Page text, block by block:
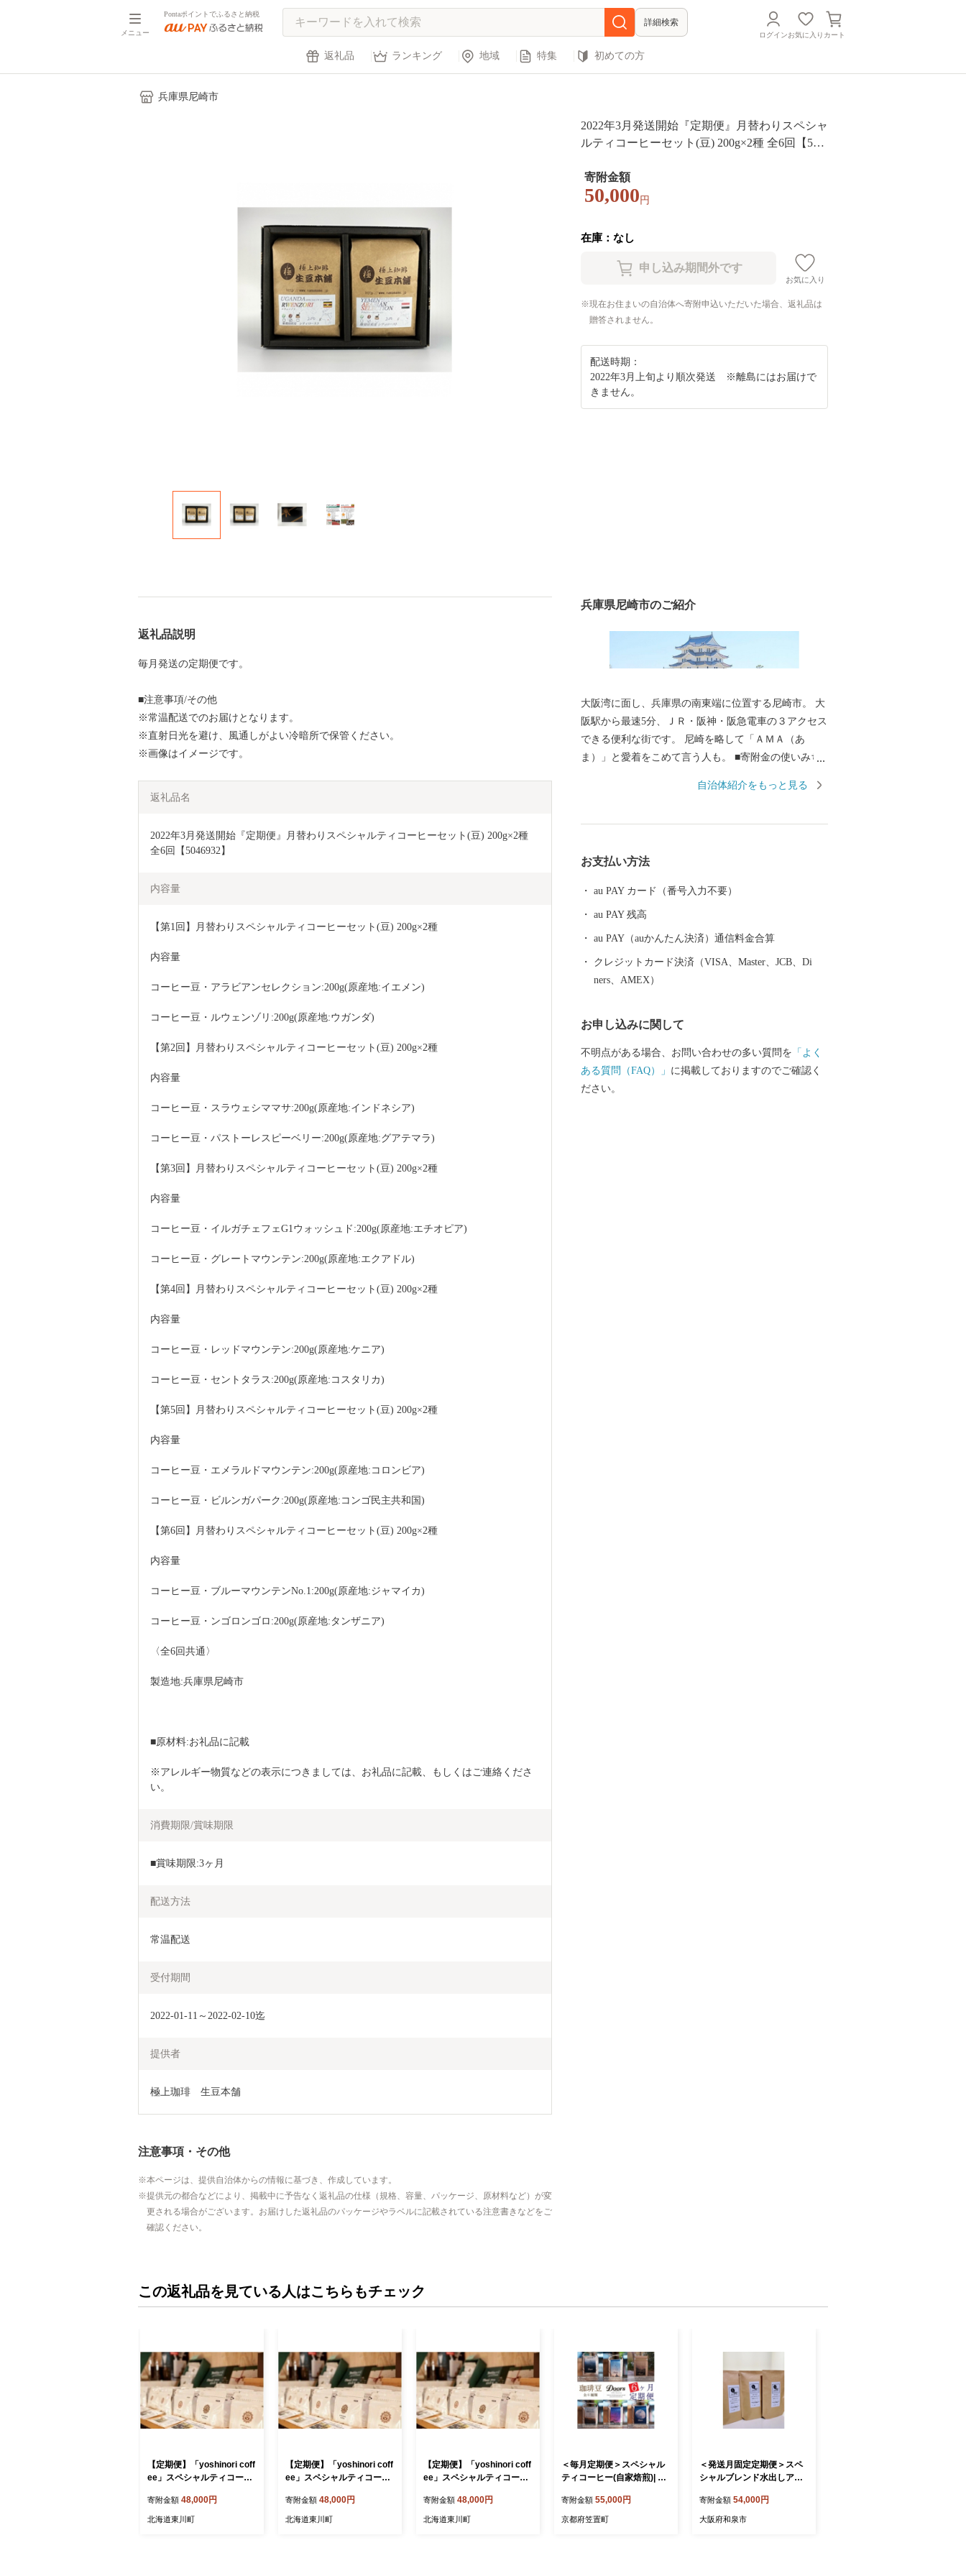
メニュー
Pontaポイントでふるさと納税
詳細検索
ログインお気に入り カート
返礼品 ランキング 地域 特集 初めての方
兵庫県尼崎市
2022年3月発送開始『定期便』月替わりスペシャ
ルティコーヒーセット(豆) 200g×2種 全6回【504
寄附金額
50,000 円
在庫：なし
お気に入り
現在お住まいの自治体へ寄附申込いただいた場合、返礼品は
贈答されません。
配送時期：
2022年3月上旬より順次発送 ※離島にはお届けで
きません。
返礼品説明
毎月発送の定期便です。
■注意事項/その他
※常温配送でのお届けとなります。
※直射日光を避け、風通しがよい冷暗所で保管ください。
※画像はイメージです。
返礼品名
2022年3月発送開始『定期便』月替わりスペシャルティコーヒーセット(豆) 200g×2種
全6回【5046932】
内容量
【第1回】月替わりスペシャルティコーヒーセット(豆) 200g×2種
内容量
コーヒー豆・アラビアンセレクション:200g(原産地:イエメン)
コーヒー豆・ルウェンゾリ:200g(原産地:ウガンダ)
【第2回】月替わりスペシャルティコーヒーセット(豆) 200g×2種
内容量
コーヒー豆・スラウェシママサ:200g(原産地:インドネシア)
コーヒー豆・パストーレスピーベリー:200g(原産地:グアテマラ)
【第3回】月替わりスペシャルティコーヒーセット(豆) 200g×2種
内容量
コーヒー豆・イルガチェフェG1ウォッシュド:200g(原産地:エチオピア)
コーヒー豆・グレートマウンテン:200g(原産地:エクアドル)
【第4回】月替わりスペシャルティコーヒーセット(豆) 200g×2種
内容量
コーヒー豆・レッドマウンテン:200g(原産地:ケニア)
コーヒー豆・セントタラス:200g(原産地:コスタリカ)
【第5回】月替わりスペシャルティコーヒーセット(豆) 200g×2種
内容量
コーヒー豆・エメラルドマウンテン:200g(原産地:コロンビア)
コーヒー豆・ビルンガパーク:200g(原産地:コンゴ民主共和国)
【第6回】月替わりスペシャルティコーヒーセット(豆) 200g×2種
内容量
コーヒー豆・ブルーマウンテンNo.1:200g(原産地:ジャマイカ)
コーヒー豆・ンゴロンゴロ:200g(原産地:タンザニア)
〈全6回共通〉
製造地:兵庫県尼崎市
■原材料:お礼品に記載
※アレルギー物質などの表示につきましては、お礼品に記載、もしくはご連絡くださ
い。
消費期限/賞味期限
■賞味期限:3ヶ月
配送方法
常温配送
受付期間
2022-01-11～2022-02-10迄
提供者
極上珈琲　生豆本舗
注意事項・その他
本ページは、提供自治体からの情報に基づき、作成しています。
提供元の都合などにより、掲載中に予告なく返礼品の仕様（規格、容量、パッケージ、原材料など）が変
更される場合がございます。お届けした返礼品のパッケージやラベルに記載されている注意書きなどをご
確認ください。
兵庫県尼崎市のご紹介
大阪湾に面し、兵庫県の南東端に位置する尼崎市。 大
阪駅から最速5分、ＪＲ・阪神・阪急電車の３アクセス
できる便利な街です。 尼崎を略して「ＡＭＡ（あ
ま）」と愛着をこめて言う人も。 ■寄附金の使いみち
り、 尼崎城の整備等に活用する基金のほか、 全国でも
崎城が築かれました。 敷地は甲子園球場の約3.5倍もの
崎城西三の丸エリアにあたる尼崎城址公園内に本丸の
一部である 天守が整備されることとなり、 平成31年3
月、400年の時を越えてついに尼崎城が蘇りました。
自治体紹介をもっと見る
お支払い方法
au PAY カード（番号入力不要）
au PAY 残高
au PAY（auかんたん決済）通信料金合算
クレジットカード決済（VISA、Master、JCB、Di
ners、AMEX）
お申し込みに関して
不明点がある場合、お問い合わせの多い質問を 「よく
ある質問（FAQ）」 に掲載しておりますのでご確認く
ださい。
この返礼品を見ている人はこちらもチェック
【定期便】「yoshinori coff
ee」スペシャルティコーヒ
【豆】
寄附金額 48,000円
北海道東川町
【定期便】「yoshinori coff
ee」スペシャルティコーヒ
【中挽き粉（プレス、ペー
パー用）】
寄附金額 48,000円
北海道東川町
【定期便】「yoshinori coff
ee」スペシャルティコーヒ
【細挽き粉（家庭用エスプ
レッソ用）】
寄附金額 48,000円
北海道東川町
＜毎月定期便＞スペシャル
ティコーヒー(自家焙煎)| ブ
0g |全6回【4086209】
寄附金額 55,000円
京都府笠置町
＜発送月固定定期便＞スペ
シャルブレンド水出しアイ
【4087498】
寄附金額 54,000円
大阪府和泉市